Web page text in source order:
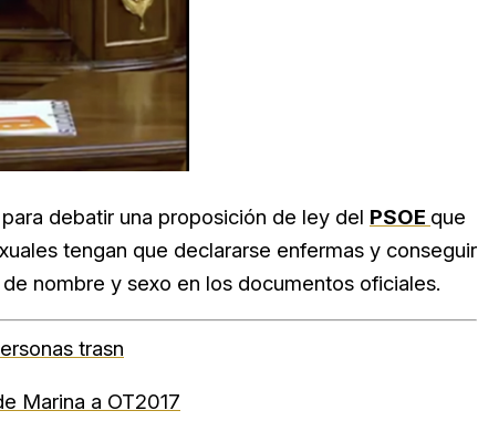
debatir una proposición de ley del PSOE que
tengan que declararse enfermas y conseguir
nombre y sexo en los documentos oficiales.
trasn
Marina a OT2017